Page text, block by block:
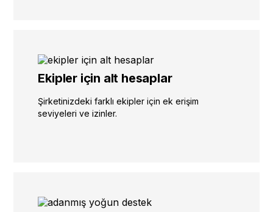
Ekipler için alt hesaplar
Şirketinizdeki farklı ekipler için ek erişim
seviyeleri ve izinler.